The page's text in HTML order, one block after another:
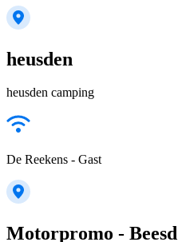
heusden
heusden camping
De Reekens - Gast
Motorpromo - Beesd